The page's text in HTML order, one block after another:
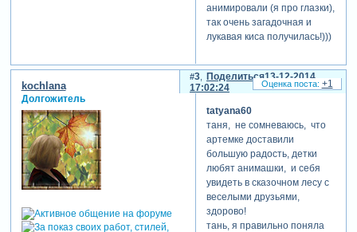
анимировали (я про глазки),
так очень загадочная и
лукавая киса получилась!)))
Поделиться
3
13-12-2014
17:02:24
kochlana
Долгожитель
tatyana60
таня, не сомневаюсь, что
артемке доставили
большую радость, детки
любят анимашки, и себя
увидеть в сказочном лесу с
веселыми друзьями,
здорово!
тань, я правильно поняла
+1